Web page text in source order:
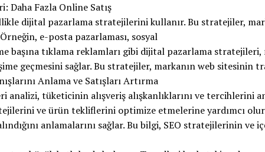
Daha Fazla Online Satış
dijital pazarlama stratejilerini kullanır. Bu stratejiler,
e-posta pazarlaması, sosyal
başına tıklama reklamları gibi dijital pazarlama
geçmesini sağlar. Bu stratejiler, markanın web sitesinin
Anlama ve Satışları Artırma
analizi, tüketicinin alışveriş alışkanlıklarını ve tercihlerini
ve ürün tekliflerini optimize etmelerine yardımcı
anlamalarını sağlar. Bu bilgi, SEO stratejilerinin